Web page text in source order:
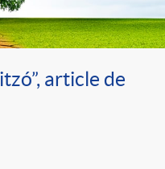
article de